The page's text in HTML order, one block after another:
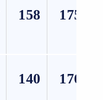
158 175
140 176